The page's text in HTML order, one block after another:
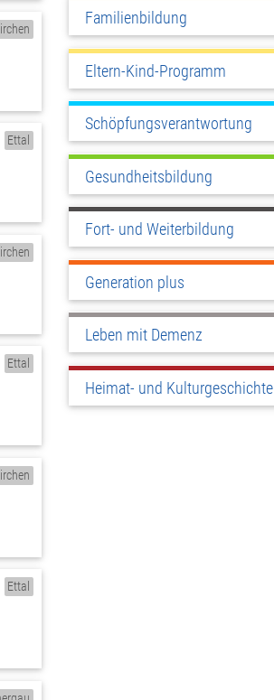
Ettal
Ettal
Ettal
Familienbildung
Eltern-Kind-Programm
Schöpfungsverantwortung
Gesundheitsbildung
Fort- und Weiterbildung
Generation plus
Leben mit Demenz
Heimat- und Kulturgeschichte